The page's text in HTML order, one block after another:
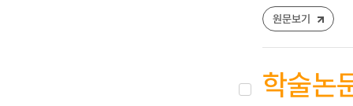
원문보기
학술논